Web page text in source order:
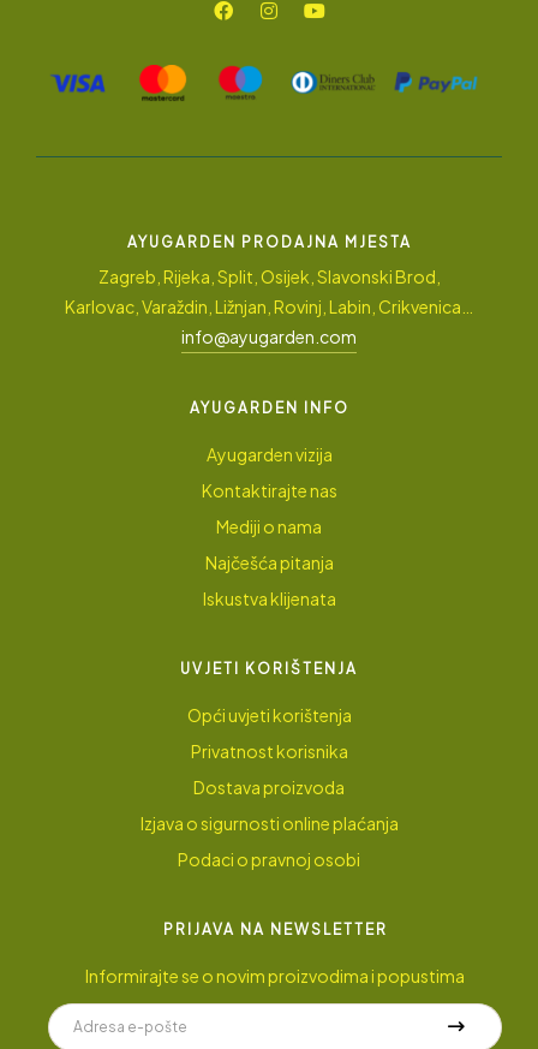
AYUGARDEN PRODAJNA MJESTA
Zagreb, Rijeka, Split, Osijek, Slavonski Brod,
Karlovac, Varaždin, Ližnjan, Rovinj, Labin, Crikvenica…
info@ayugarden.com
AYUGARDEN INFO
Ayugarden vizija
Kontaktirajte nas
Mediji o nama
Najčešća pitanja
Iskustva klijenata
UVJETI KORIŠTENJA
Opći uvjeti korištenja
Privatnost korisnika
Dostava proizvoda
Izjava o sigurnosti online plaćanja
Podaci o pravnoj osobi
PRIJAVA NA NEWSLETTER
Informirajte se o novim proizvodima i popustima